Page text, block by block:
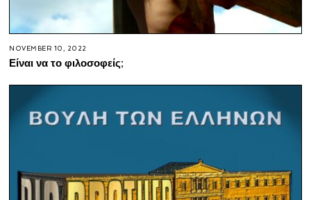
NOVEMBER 10, 2022
Είναι να το φιλοσοφείς;